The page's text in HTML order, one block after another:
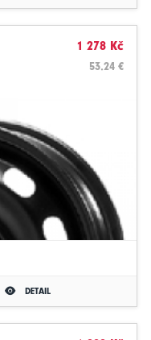
1 278 Kč
53.24 €
DETAIL